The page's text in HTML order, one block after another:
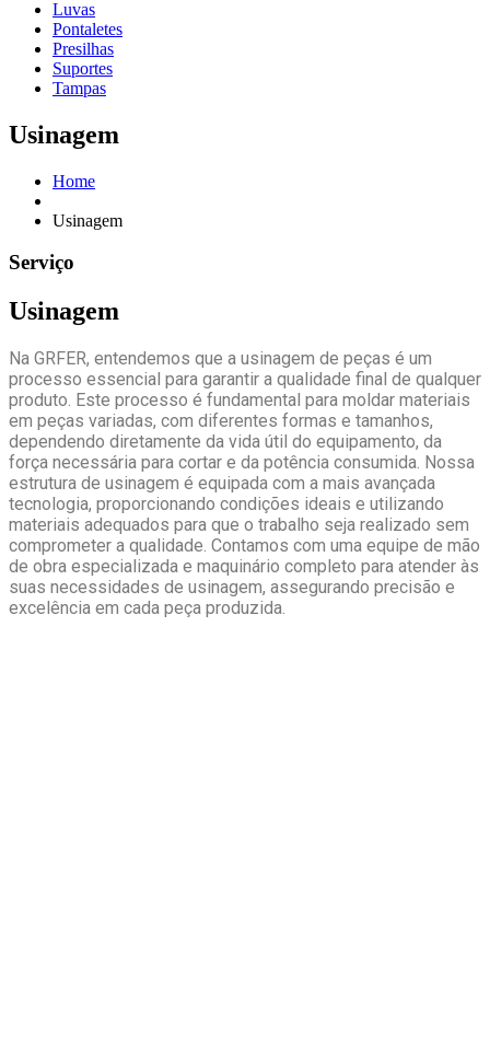
Luvas
Pontaletes
Presilhas
Suportes
Tampas
Usinagem
Home
Usinagem
Serviço
Usinagem
Na GRFER, entendemos que a usinagem de peças é um
processo essencial para garantir a qualidade final de qualquer
produto. Este processo é fundamental para moldar materiais
em peças variadas, com diferentes formas e tamanhos,
dependendo diretamente da vida útil do equipamento, da
força necessária para cortar e da potência consumida. Nossa
estrutura de usinagem é equipada com a mais avançada
tecnologia, proporcionando condições ideais e utilizando
materiais adequados para que o trabalho seja realizado sem
comprometer a qualidade. Contamos com uma equipe de mão
de obra especializada e maquinário completo para atender às
suas necessidades de usinagem, assegurando precisão e
excelência em cada peça produzida.